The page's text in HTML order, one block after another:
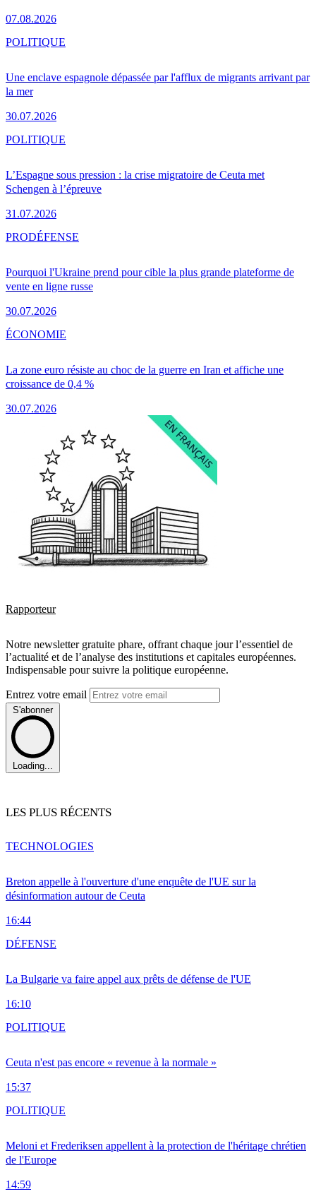
07.08.2026
Une enclave espagnole dépassée par l'afflux de migrants arrivant par
la mer
30.07.2026
POLITIQUE
L’Espagne sous pression : la crise migratoire de Ceuta met
Schengen à l’épreuve
31.07.2026
POLITIQUE
Pourquoi l'Ukraine prend pour cible la plus grande plateforme de
vente en ligne russe
30.07.2026
PRODÉFENSE
La zone euro résiste au choc de la guerre en Iran et affiche une
croissance de 0,4 %
30.07.2026
ÉCONOMIE
Rapporteur
Notre newsletter gratuite phare, offrant chaque jour l’essentiel de
l’actualité et de l’analyse des institutions et capitales européennes.
Indispensable pour suivre la politique européenne.
Entrez votre email
S'abonner
Loading...
LES PLUS RÉCENTS
Breton appelle à l'ouverture d'une enquête de l'UE sur la
désinformation autour de Ceuta
16:44
TECHNOLOGIES
La Bulgarie va faire appel aux prêts de défense de l'UE
16:10
DÉFENSE
Ceuta n'est pas encore « revenue à la normale »
15:37
POLITIQUE
Meloni et Frederiksen appellent à la protection de l'héritage chrétien
de l'Europe
14:59
POLITIQUE